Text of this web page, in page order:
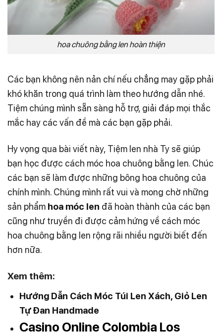
hoa chuông bằng len hoàn thiện
Các bạn không nên nản chí nếu chẳng may gặp phải
khó khăn trong quá trình làm theo hướng dẫn nhé.
Tiệm chúng mình sẵn sàng hỗ trợ, giải đáp mọi thắc
mắc hay các vấn đề mà các bạn gặp phải.
Hy vọng qua bài viết này, Tiệm len nhà Ty sẽ giúp
bạn học được cách móc hoa chuông bằng len. Chúc
các bạn sẽ làm được những bông hoa chuông của
chính mình. Chúng mình rất vui và mong chờ những
sản phẩm hoa móc len đã hoàn thành của các bạn
cũng như truyền đi được cảm hứng về cách móc
hoa chuông bằng len rộng rãi nhiều người biết đến
hơn nữa.
Xem thêm:
Hướng Dẫn Cách Móc Túi Len Xách, Giỏ Len
Tự Đan Handmade
Casino Online Colombia Los